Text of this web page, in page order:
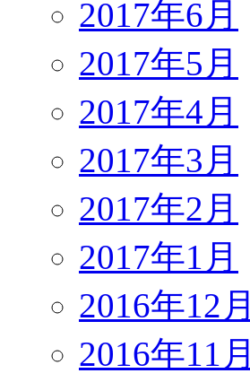
2017年6月
2017年5月
2017年4月
2017年3月
2017年2月
2017年1月
2016年12月
2016年11月